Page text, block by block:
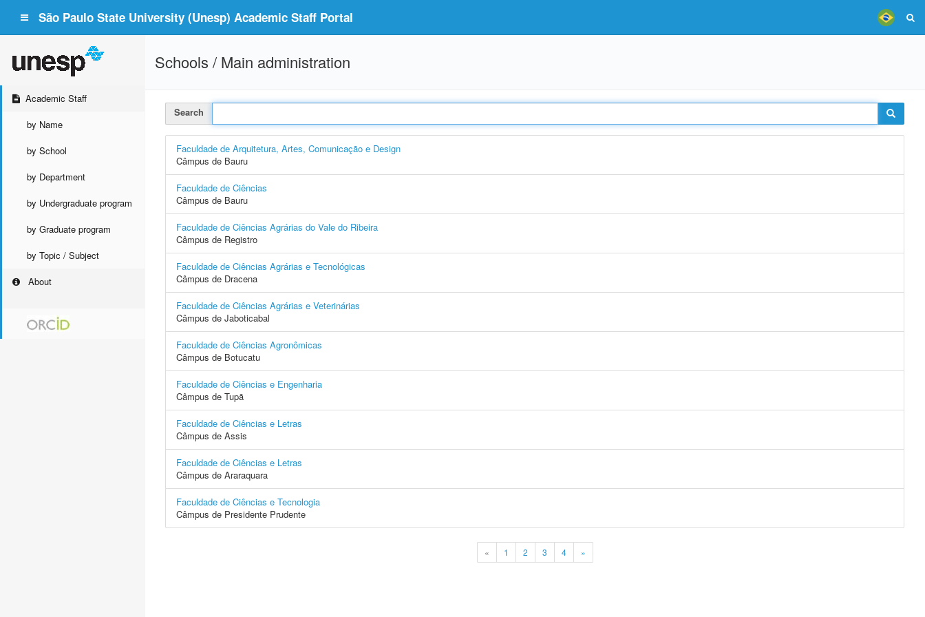
São Paulo State University (Unesp) Academic Staff Portal
Academic Staff
by Name
by School
by Department
by Undergraduate program
by Graduate program
by Topic / Subject
About
Schools / Main administration
Search
Faculdade de Arquitetura, Artes, Comunicação e Design
Câmpus de Bauru
Faculdade de Ciências
Câmpus de Bauru
Faculdade de Ciências Agrárias do Vale do Ribeira
Câmpus de Registro
Faculdade de Ciências Agrárias e Tecnológicas
Câmpus de Dracena
Faculdade de Ciências Agrárias e Veterinárias
Câmpus de Jaboticabal
Faculdade de Ciências Agronômicas
Câmpus de Botucatu
Faculdade de Ciências e Engenharia
Câmpus de Tupã
Faculdade de Ciências e Letras
Câmpus de Assis
Faculdade de Ciências e Letras
Câmpus de Araraquara
Faculdade de Ciências e Tecnologia
Câmpus de Presidente Prudente
« 1 2 3 4 »